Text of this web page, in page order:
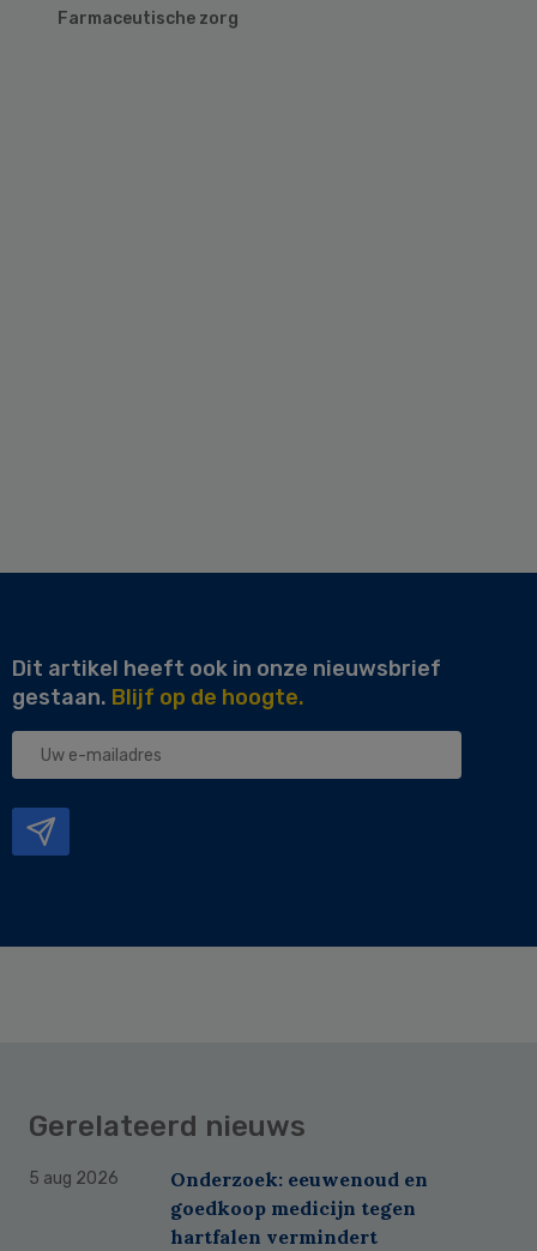
Farmaceutische zorg
Dit artikel heeft ook in onze nieuwsbrief
gestaan. Blijf op de hoogte.
Uw
Gerelateerd nieuws
5 aug 2026
Onderzoek: eeuwenoud en
goedkoop medicijn tegen
hartfalen vermindert